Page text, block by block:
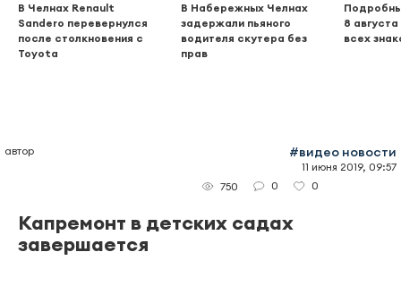
В Челнах Renault
Sandero перевернулся
после столкновения с
Toyota
В Набережных Челнах
задержали пьяного
водителя скутера без
прав
8
всех
автор #видео новости
11 июня 2019, 09:57
750
0 0
Капремонт в детских садах
завершается